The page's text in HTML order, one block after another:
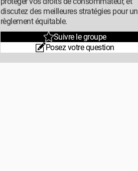
discutez des meilleures stratégies pour un
règlement équitable.
Suivre le groupe
Posez votre question